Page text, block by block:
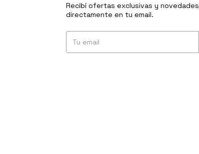
Recibí ofertas exclusivas y novedades
directamente en tu email.